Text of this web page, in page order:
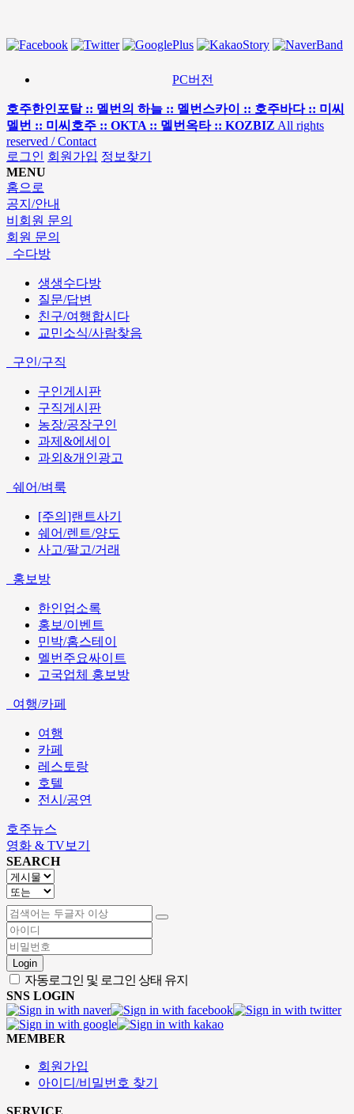
PC버전
호주한인포탈 :: 멜번의 하늘 :: 멜번스카이 :: 호주바다 :: 미씨
멜번 :: 미씨호주 :: OKTA :: 멜번옥타 :: KOZBIZ All rights
reserved / Contact
로그인 회원가입 정보찾기
MENU
홈으로
공지/안내
비회원 문의
회원 문의
수다방
생생수다방
질문/답변
친구/여행합시다
교민소식/사람찾음
구인/구직
구인게시판
구직게시판
농장/공장구인
과제&에세이
과외&개인광고
쉐어/벼룩
[주의]랜트사기
쉐어/렌트/양도
사고/팔고/거래
홍보방
한인업소록
홍보/이벤트
민박/홈스테이
멜번주요싸이트
고국업체 홍보방
여행/카페
여행
카페
레스토랑
호텔
전시/공연
호주뉴스
영화 & TV보기
SEARCH
Login
자동로그인 및 로그인 상태 유지
SNS LOGIN
MEMBER
회원가입
아이디/비밀번호 찾기